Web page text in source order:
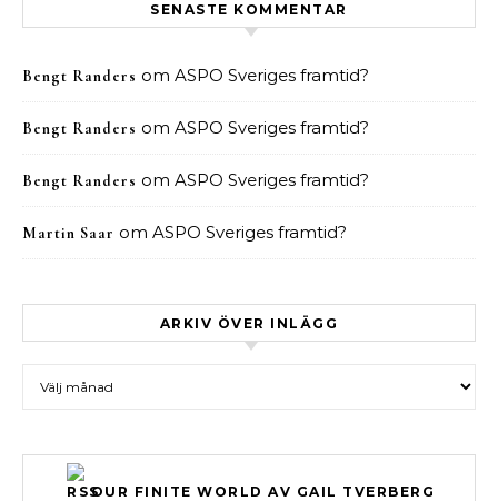
SENASTE KOMMENTAR
Bengt Randers om ASPO Sveriges framtid?
Bengt Randers om ASPO Sveriges framtid?
Bengt Randers om ASPO Sveriges framtid?
Martin Saar om ASPO Sveriges framtid?
ARKIV ÖVER INLÄGG
OUR FINITE WORLD AV GAIL TVERBERG